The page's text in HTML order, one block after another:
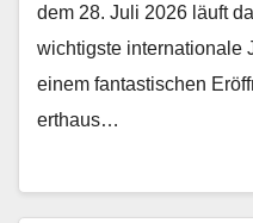
dem 28. Juli 2026 läuft
wichtig­ste inter­na­tionale
einem fan­tastis­chen
erthaus…